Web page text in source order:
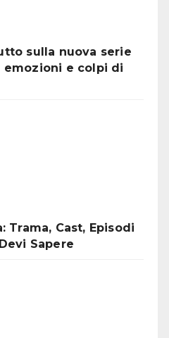
sulla nuova serie
e colpi di
Trama, Cast, Episodi
Sapere